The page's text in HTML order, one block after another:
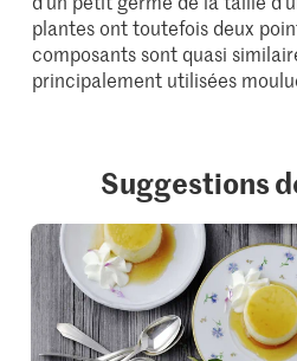
plantes ont toutefois deux
composants sont quasi
principalement utilisées
Suggestions